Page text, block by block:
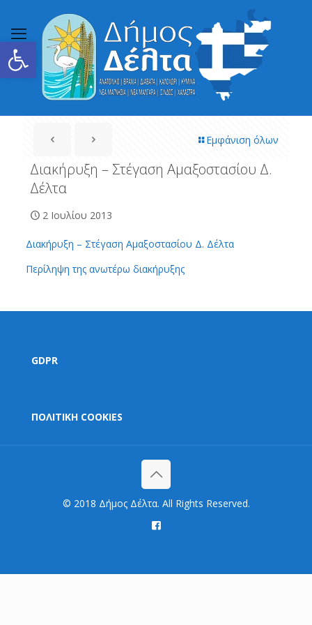
Ανοίξτε τη γραμμή εργαλείων
Εμφάνιση όλων
Διακήρυξη – Στέγαση Αμαξοστασίου Δ.
Δέλτα
2 Ιουλίου 2013
Διακήρυξη – Στέγαση Αμαξοστασίου Δ. Δέλτα
Περίληψη της ανωτέρω διακήρυξης
GDPR
ΠΟΛΙΤΙΚΗ COOKIES
© 2018 Δήμος Δέλτα. All Rights Reserved.